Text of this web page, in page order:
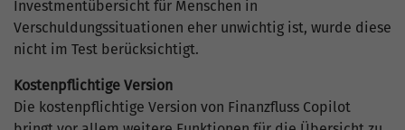
Investmentübersicht für Menschen in
Verschuldungssituationen eher unwichtig ist, wurde diese
nicht im Test berücksichtigt.
Kostenpflichtige Version
Die kostenpflichtige Version von Finanzfluss Copilot